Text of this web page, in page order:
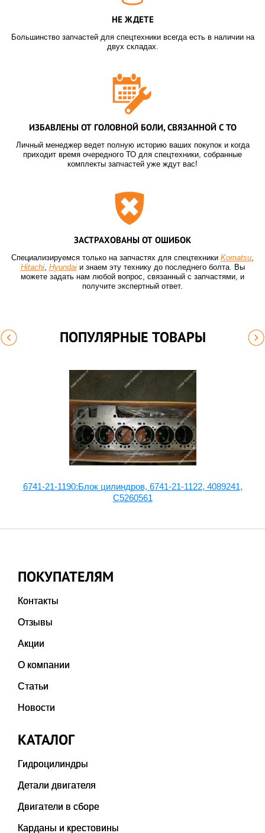
НЕ ЖДЕТЕ
Большинство запчастей для спецтехники всегда есть в наличии на
двух складах.
ИЗБАВЛЕНЫ ОТ ГОЛОВНОЙ БОЛИ, СВЯЗАННОЙ С ТО
Личный менеджер ведет полную историю ваших покупок и когда
приходит время очередного ТО для спецтехники, собранные
комплекты запчастей уже ждут вас!
ЗАСТРАХОВАНЫ ОТ ОШИБОК
Специализируемся только на запчастях для спецтехники Komatsu,
Hitachi, Hyundaiи знаем эту технику до последнего болта. Вы
можете задать нам любой вопрос, связанный с запчастями, и
получите экспертный ответ.
ПОПУЛЯРНЫЕ ТОВАРЫ
6741-21-1190:Блок цилиндров, 6741-21-1122, 4089241,
С5260561
ПОКУПАТЕЛЯМ
Контакты
Отзывы
Акции
О компании
Статьи
Новости
КАТАЛОГ
Гидроцилиндры
Детали двигателя
Двигатели в сборе
Карданы и крестовины